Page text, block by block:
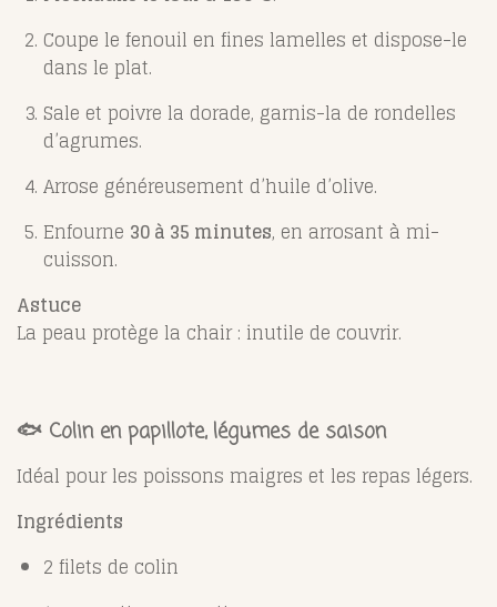
Coupe le fenouil en fines lamelles et dispose-le
dans le plat.
Sale et poivre la dorade, garnis-la de rondelles
d’agrumes.
Arrose généreusement d’huile d’olive.
Enfourne 30 à 35 minutes, en arrosant à mi-
cuisson.
Astuce
La peau protège la chair : inutile de couvrir.
🐟 Colin en papillote, légumes de saison
Idéal pour les poissons maigres et les repas légers.
Ingrédients
2 filets de colin